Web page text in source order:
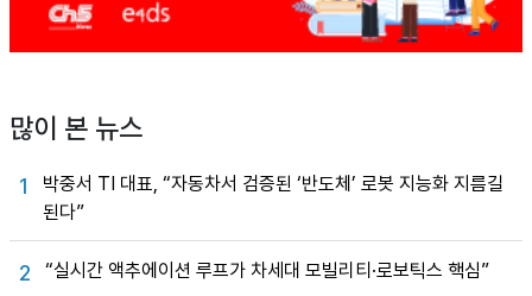
많이 본 뉴스
1
박중서 TI 대표, “자동차서 검증된 ‘반도체’ 로봇 지능화 지름길
된다”
2 “실시간 액추에이션 루프가 차세대 모빌리티·로보틱스 핵심”